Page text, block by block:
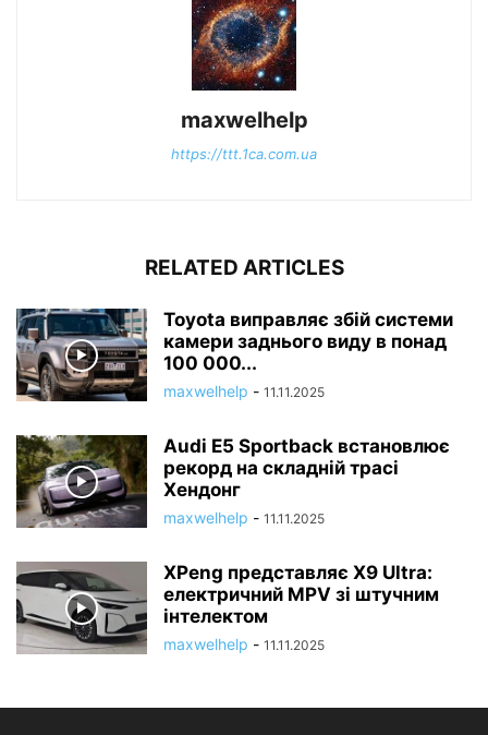
maxwelhelp
https://ttt.1ca.com.ua
RELATED ARTICLES
Toyota виправляє збій системи
камери заднього виду в понад
100 000...
maxwelhelp - 11.11.2025
Audi E5 Sportback встановлює
рекорд на складній трасі
Хендонг
maxwelhelp - 11.11.2025
XPeng представляє X9 Ultra:
електричний MPV зі штучним
інтелектом
maxwelhelp - 11.11.2025